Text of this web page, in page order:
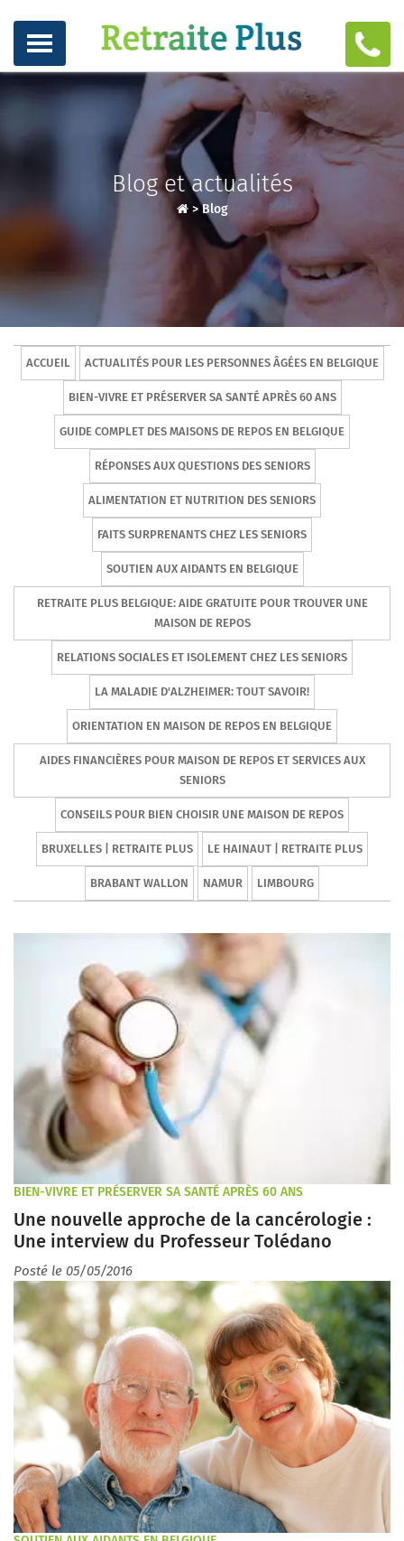
Blog et actualités
>Blog
ACCUEIL ACTUALITÉS POUR LES PERSONNES ÂGÉES EN BELGIQUE
BIEN-VIVRE ET PRÉSERVER SA SANTÉ APRÈS 60 ANS
GUIDE COMPLET DES MAISONS DE REPOS EN BELGIQUE
RÉPONSES AUX QUESTIONS DES SENIORS
ALIMENTATION ET NUTRITION DES SENIORS
FAITS SURPRENANTS CHEZ LES SENIORS
SOUTIEN AUX AIDANTS EN BELGIQUE
RETRAITE PLUS BELGIQUE: AIDE GRATUITE POUR TROUVER UNE
MAISON DE REPOS
RELATIONS SOCIALES ET ISOLEMENT CHEZ LES SENIORS
LA MALADIE D'ALZHEIMER: TOUT SAVOIR!
ORIENTATION EN MAISON DE REPOS EN BELGIQUE
AIDES FINANCIÈRES POUR MAISON DE REPOS ET SERVICES AUX
SENIORS
CONSEILS POUR BIEN CHOISIR UNE MAISON DE REPOS
BRUXELLES | RETRAITE PLUS LE HAINAUT | RETRAITE PLUS
BRABANT WALLON NAMUR LIMBOURG
BIEN-VIVRE ET PRÉSERVER SA SANTÉ APRÈS 60 ANS
Une nouvelle approche de la cancérologie :
Une interview du Professeur Tolédano
Posté le 05/05/2016